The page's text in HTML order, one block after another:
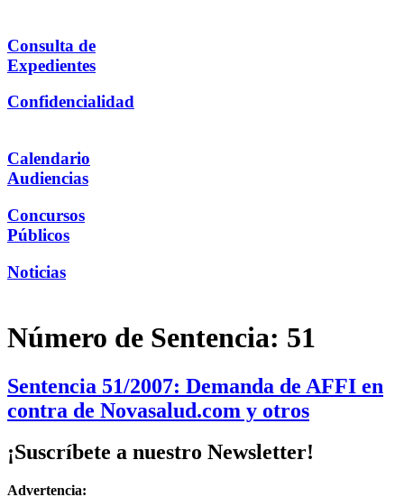
Consulta de
Expedientes
Confidencialidad
Calendario
Audiencias
Concursos
Públicos
Noticias
Número de Sentencia: 51
Sentencia 51/2007: Demanda de AFFI en
contra de Novasalud.com y otros
¡Suscríbete a nuestro Newsletter!
Advertencia: